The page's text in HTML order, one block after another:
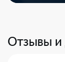
Отзывы и